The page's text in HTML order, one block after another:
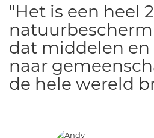
"Het is een heel
dat middelen en
naar
de hele wereld